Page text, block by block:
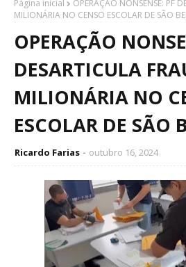
Página inicial
OPERAÇÃO NONSENSE: PF
MILIONÁRIA NO CENSO ESCOLAR DE SÃO
OPERAÇÃO
DESARTICULA
MILIONÁRIA NO
ESCOLAR DE SÃO
Ricardo Farias outubro 16, 2024